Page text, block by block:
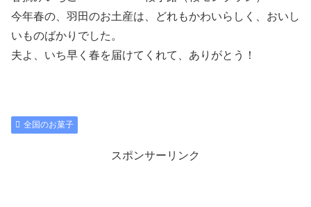
今年春の、羽田のお土産は、どれもかわいらしく、おいし
いものばかりでした。
夫よ、いち早く春を届けてくれて、ありがとう！
全国のお菓子
スポンサーリンク